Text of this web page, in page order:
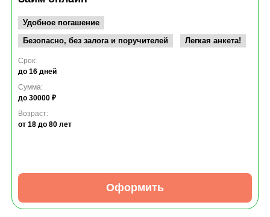
Удобное погашение
Безопасно, без залога и поручителей
Легкая анкета!
Срок:
до 16 дней
Сумма:
до 30000 ₽
Возраст:
от 18 до 80 лет
Оформить